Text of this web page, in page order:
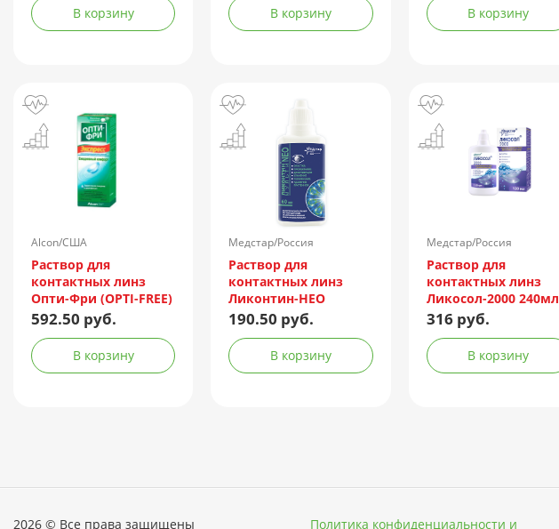
В корзину В корзину В корзину
Alcon/США
Раствор для
контактных линз
Опти-Фри (OPTI-FREE)
Express 355мл +
контейнер
592.50 руб.
В корзину
Медстар/Россия
Раствор для
контактных линз
Ликонтин-НЕО
Мульти 60мл
190.50 руб.
В корзину
Медстар/Россия
Раствор для
контактных линз
Ликосол-2000 240мл
316 руб.
В корзину
2026 © Все права защищены Политика конфиденциальности и